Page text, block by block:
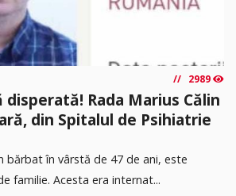
2989
disperată! Rada Marius Călin
din Spitalul de Psihiatrie
bărbat în vârstă de 47 de ani, este
familie. Acesta era internat...